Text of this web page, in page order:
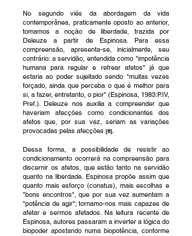
No segundo viés da abordagem da vida
contemporânea, praticamente oposto ao anterior,
tomamos a noção de liberdade, trazida por
Deleuze a partir de Espinosa. Para essa
compreensão, apresenta-se, inicialmente, seu
contrário: a servidão, entendida como "impotência
humana para regular e refrear afetos" já que
estaria ao poder sujeitado sendo "muitas vezes
forçado, ainda que perceba o que é melhor para
si, a fazer, entretanto, o pior" (Espinosa, 1983:P.IV,
Pref.). Deleuze nos auxilia a compreender que
haveriam afecções como condicionantes dos
afetos que, por sua vez, seriam as variações
provocadas pelas afecções [6].
Dessa forma, a possibilidade de resistir ao
condicionamento ocorrerá na compreensão para
discernir os afetos, que estão tanto na servidão
quanto na liberdade. Espinosa propõe assim que
quanto mais esforço (conatus), mais escolhas e
"bons encontros", que por sua vez aumentam a
"potência de agir"; tornamo-nos mais capazes de
afetar e sermos afetados. Na leitura recente de
Espinosa, autores passaram a inverter a lógica do
biopoder apostando numa biopotência, conforme